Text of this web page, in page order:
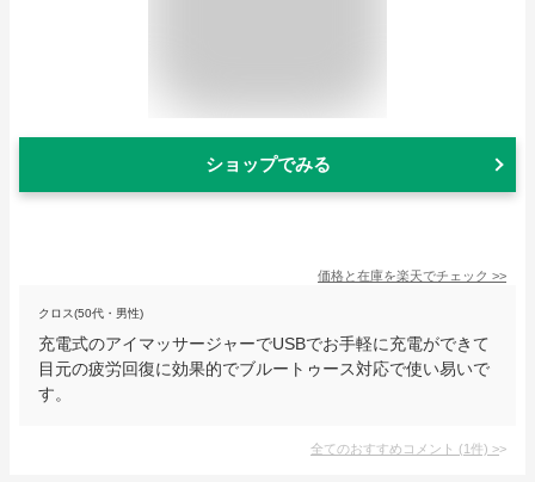
ショップでみる
価格と在庫を楽天でチェック >>
クロス(50代・男性)
充電式のアイマッサージャーでUSBでお手軽に充電ができて
目元の疲労回復に効果的でブルートゥース対応で使い易いで
す。
全てのおすすめコメント (1件) >